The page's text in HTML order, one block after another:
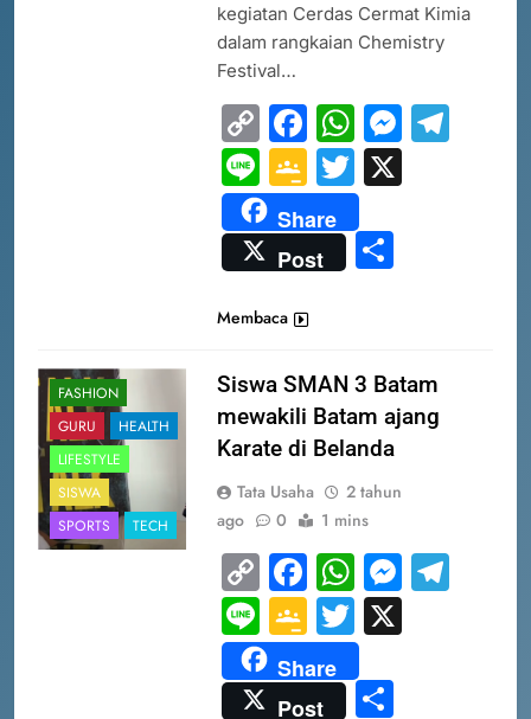
kegiatan Cerdas Cermat Kimia
dalam rangkaian Chemistry
Festival…
Copy
Link
Facebook
LineGoogle
Classroom
Twitter
X
Share
Post
Share
Membaca
FASHION
GURU
HEALTH
LIFESTYLE
SISWA
SPORTS
TECH
Siswa SMAN 3 Batam
mewakili Batam ajang
Karate di Belanda
Tata Usaha
2 tahun
ago
0 1 mins
Copy
Link
Facebook
LineGoogle
Classroom
Twitter
X
Share
Post
Share